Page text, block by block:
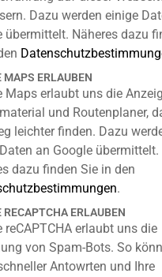
1535
Dazu werden einige
übermittelt. Näheres dazu
MAPS ERLAUBEN
Maps erlaubt uns die
und Routenplaner,
leichter finden. Dazu
an Google übermittelt.
dazu finden Sie in den
.
RECAPTCHA ERLAUBEN
reCAPTCHA erlaubt uns die
von Spam-Bots. So
Antowrten und Ihre